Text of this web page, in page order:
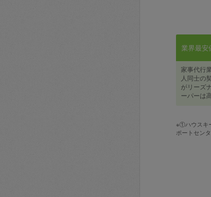
業界最安
家事代行
人同士の
がリーズ
ーパーは
※①ハウスキ
ポートセン